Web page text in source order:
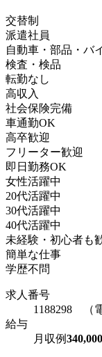
交替制
派遣社員
自動車・部品・バ
検査・検品
転勤なし
高収入
社会保険完備
車通勤OK
高卒歓迎
フリーター歓迎
即日勤務OK
女性活躍中
20代活躍中
30代活躍中
40代活躍中
未経験・初心者も
簡単な仕事
学歴不問
求人番号
1188298 （
給与
月収例340,000